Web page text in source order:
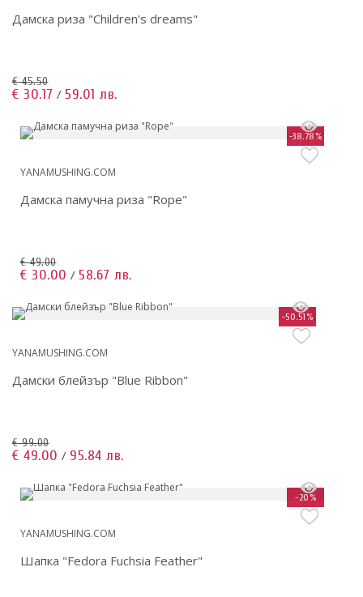
Дамска риза "Children's dreams"
€ 45.50
€ 30.17 / 59.01 лв.
-38.78%
YANAMUSHING.COM
Дамска памучна риза "Rope"
€ 49.00
€ 30.00 / 58.67 лв.
-50.51%
YANAMUSHING.COM
Дамски блейзър "Blue Ribbon"
€ 99.00
€ 49.00 / 95.84 лв.
-20%
YANAMUSHING.COM
Шапка "Fedora Fuchsia Feather"